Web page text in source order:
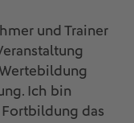
und Trainer
Ich bin
Fortbildung das